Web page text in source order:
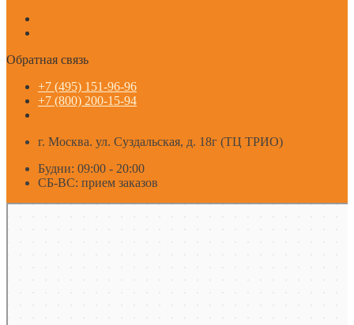
Обратная связь
+7 (495) 151-96-96
+7 (800) 200-15-94
г. Москва. ул. Суздальская, д. 18г (ТЦ ТРИО)
Будни: 09:00 - 20:00
СБ-ВС: прием заказов